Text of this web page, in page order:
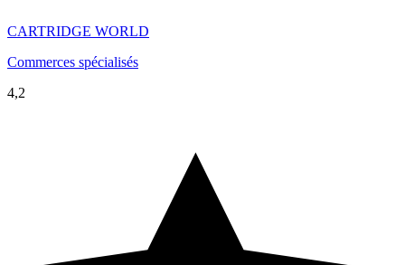
CARTRIDGE WORLD
Commerces spécialisés
4,2